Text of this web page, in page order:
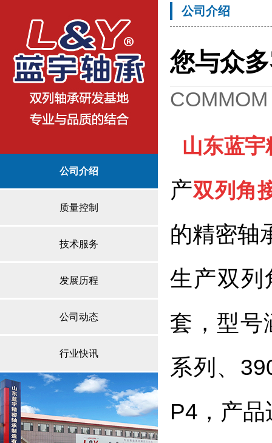
公司介绍
质量控制
技术服务
发展历程
公司动态
行业快讯
公司介绍
您与众
山东蓝
产双列角
的精密轴
生产双列
套，型号
系列、
P4，产